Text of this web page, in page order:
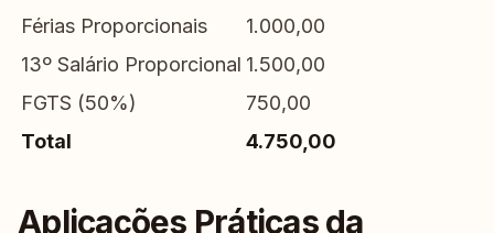
Férias Proporcionais
1.000,00
13º Salário Proporcional 1.500,00
FGTS (50%)
750,00
Total
4.750,00
Aplicações Práticas da